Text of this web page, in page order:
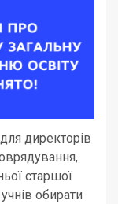
директорів
старшої
обирати